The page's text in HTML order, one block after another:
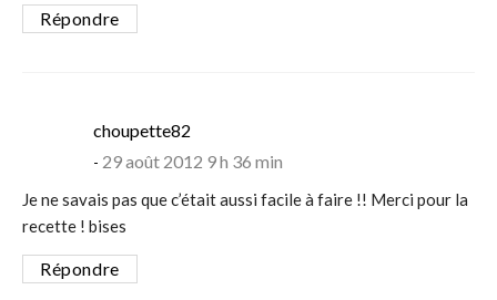
Répondre
choupette82
29 août 2012 9 h 36 min
Je ne savais pas que c’était aussi facile à faire !! Merci pour la
recette ! bises
Répondre